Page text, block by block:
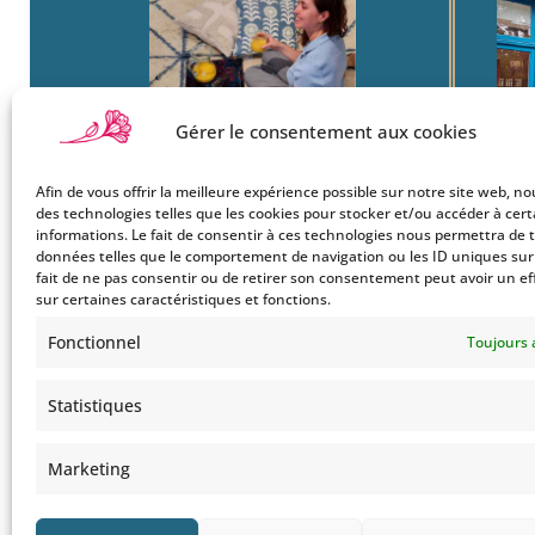
Gérer le consentement aux cookies
Afin de vous offrir la meilleure expérience possible sur notre site web,
des technologies telles que les cookies pour stocker et/ou accéder à
informations. Le fait de consentir à ces technologies nous permettra de
données telles que le comportement de navigation ou les ID uniques sur
fait de ne pas consentir ou de retirer son consentement peut avoir un
sur certaines caractéristiques et fonctions.
Fonctionnel Toujours
Statistiques
Marketing
Boutique
Mon Compte
Le Style Bohemians
22